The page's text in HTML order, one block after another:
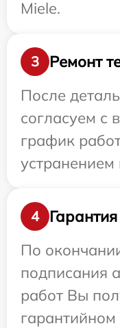
Miele.
3
Ремонт
После
согласуем с
график
устранением
4
Гарантия
По
подписания
работ Вы